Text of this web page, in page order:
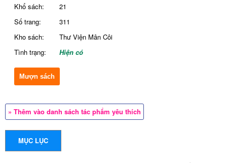
Khổ sách:
21
Số trang:
311
Kho sách:
Thư Viện Mân Côi
Tình trạng:
Hiện có
Mượn sách
» Thêm vào danh sách tác phẩm yêu thích
MỤC LỤC